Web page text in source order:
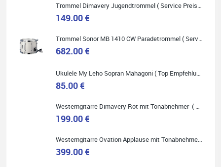
Quelle: Google-Rezension
Klein...aber fein!
Trommel Dimavery Jugendtrommel ( Service Preis inkl. Werkstatt Service )
149.00 €
Trommel Sonor MB 1410 CW Paradetrommel ( Service Preis inkl. Werkstatt Service )
682.00 €
Ukulele My Leho Sopran Mahagoni ( Top Empfehlung ! )
85.00 €
Westerngitarre Dimavery Rot mit Tonabnehmer ( Service Preis inkl. Werkstatt Service )
199.00 €
Westerngitarre Ovation Applause mit Tonabnehmer ( Service Preis inkl. Werkstatt Service )
399.00 €